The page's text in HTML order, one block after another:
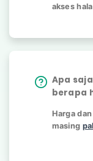
akses
Apa
berapa
Harga
masing